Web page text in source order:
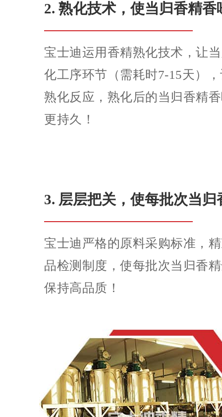
2. 熟化技术，使当归香精
宝士迪运用香精熟化技术，让
化工序环节（需耗时7-15天）
熟化反应，熟化后的当归香精
更持久！
3. 层层把关，使每批次当
宝士迪严格的原料采购标准，
品检测制度，使每批次当归香
保持高品质！